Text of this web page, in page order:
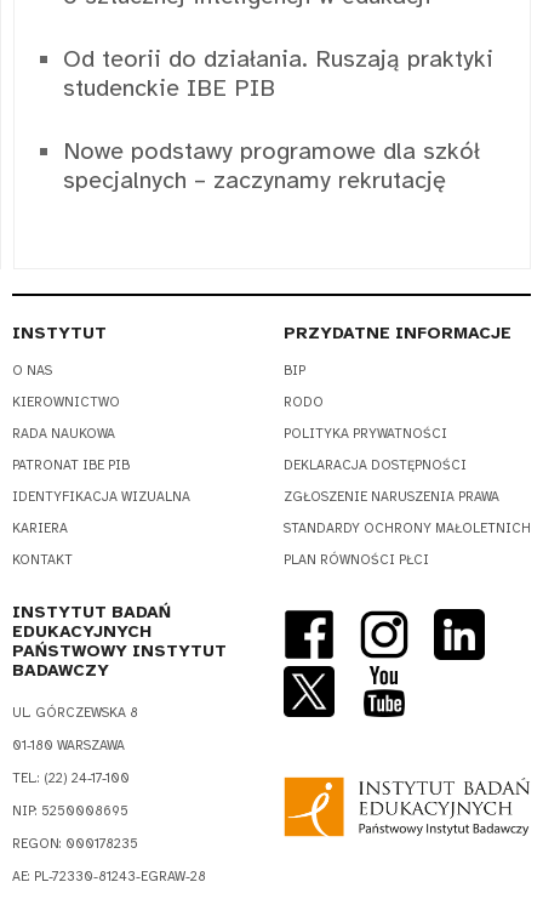
Od teorii do działania. Ruszają praktyki
studenckie IBE PIB
Nowe podstawy programowe dla szkół
specjalnych – zaczynamy rekrutację
INSTYTUT
O NAS
KIEROWNICTWO
RADA NAUKOWA
PATRONAT IBE PIB
IDENTYFIKACJA WIZUALNA
KARIERA
KONTAKT
PRZYDATNE INFORMACJE
BIP
RODO
POLITYKA PRYWATNOŚCI
DEKLARACJA DOSTĘPNOŚCI
ZGŁOSZENIE NARUSZENIA PRAWA
STANDARDY OCHRONY MAŁOLETNICH
PLAN RÓWNOŚCI PŁCI
INSTYTUT BADAŃ
EDUKACYJNYCH
PAŃSTWOWY INSTYTUT
BADAWCZY
UL. GÓRCZEWSKA 8
01-180 WARSZAWA
TEL.: (22) 24-17-100
NIP: 5250008695
REGON: 000178235
AE: PL-72330-81243-EGRAW-28